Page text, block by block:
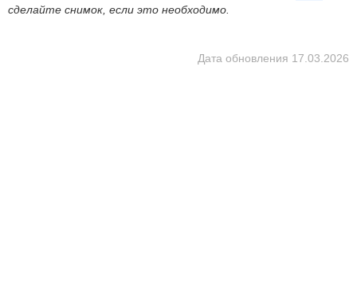
сделайте снимок, если это необходимо.
Дата обновления 17.03.2026